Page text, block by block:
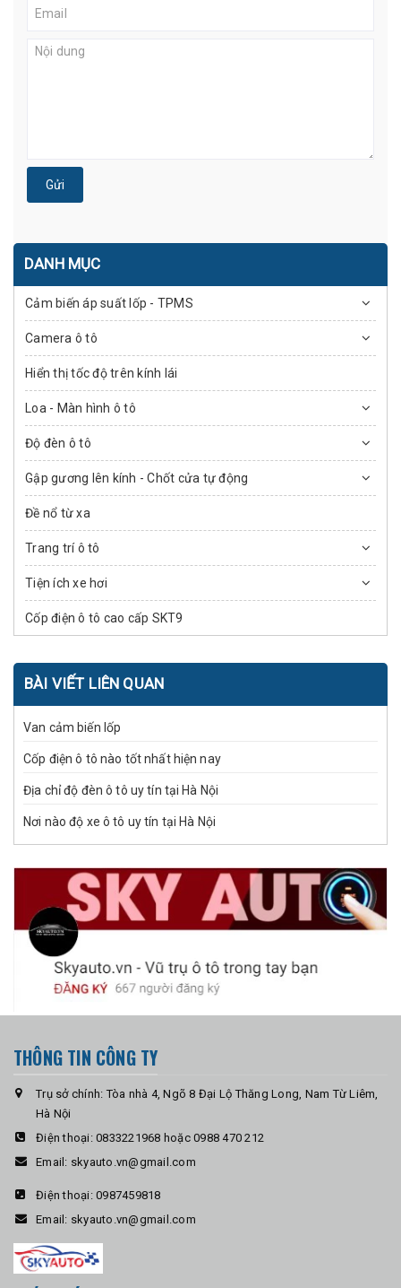
Gửi
DANH MỤC
Cảm biến áp suất lốp - TPMS
Camera ô tô
Hiển thị tốc độ trên kính lái
Loa - Màn hình ô tô
Độ đèn ô tô
Gập gương lên kính - Chốt cửa tự động
Đề nổ từ xa
Trang trí ô tô
Tiện ích xe hơi
Cốp điện ô tô cao cấp SKT9
BÀI VIẾT LIÊN QUAN
Van cảm biến lốp
Cốp điện ô tô nào tốt nhất hiện nay
Địa chỉ độ đèn ô tô uy tín tại Hà Nội
Nơi nào độ xe ô tô uy tín tại Hà Nội
THÔNG TIN CÔNG TY
Trụ sở chính: Tòa nhà 4, Ngõ 8 Đại Lộ Thăng Long, Nam Từ Liêm,
Hà Nội
Điện thoại: 0833221968 hoặc 0988 470 212
Email: skyauto.vn@gmail.com
Điện thoại: 0987459818
Email: skyauto.vn@gmail.com